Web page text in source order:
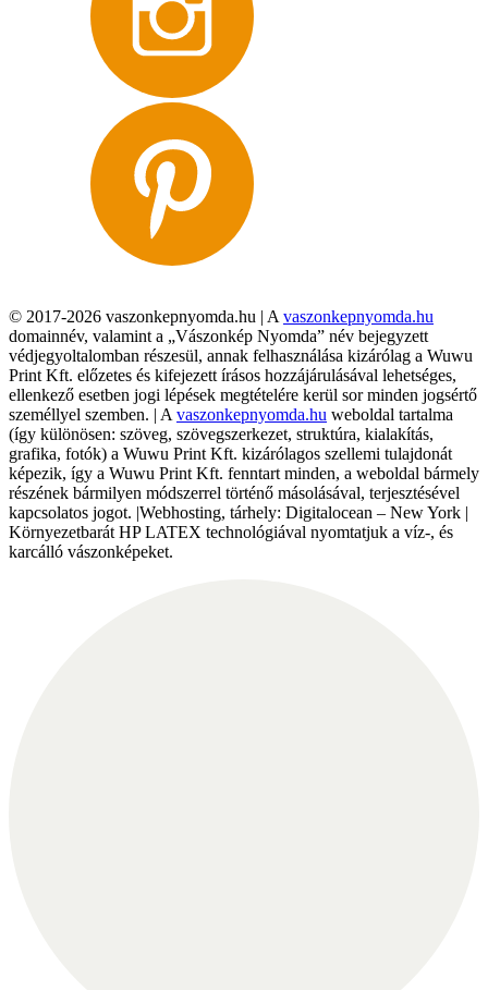
© 2017-2026 vaszonkepnyomda.hu | A vaszonkepnyomda.hu
domainnév, valamint a „Vászonkép Nyomda” név bejegyzett
védjegyoltalomban részesül, annak felhasználása kizárólag a Wuwu
Print Kft. előzetes és kifejezett írásos hozzájárulásával lehetséges,
ellenkező esetben jogi lépések megtételére kerül sor minden jogsértő
személlyel szemben. | A vaszonkepnyomda.hu weboldal tartalma
(így különösen: szöveg, szövegszerkezet, struktúra, kialakítás,
grafika, fotók) a Wuwu Print Kft. kizárólagos szellemi tulajdonát
képezik, így a Wuwu Print Kft. fenntart minden, a weboldal bármely
részének bármilyen módszerrel történő másolásával, terjesztésével
kapcsolatos jogot. |Webhosting, tárhely: Digitalocean – New York |
Környezetbarát HP LATEX technológiával nyomtatjuk a víz-, és
karcálló vászonképeket.